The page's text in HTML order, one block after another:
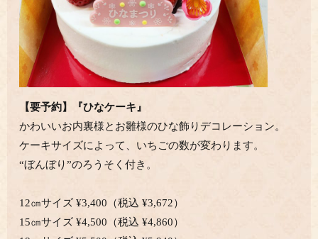
【要予約】『ひなケーキ』
かわいいお内裏様とお雛様のひな飾りデコレーション。
ケーキサイズによって、いちごの数が変わります。
“ぼんぼり”のろうそく付き。
12㎝サイズ¥3,400（税込 ¥3,672）
15㎝サイズ¥4,500（税込 ¥4,860）